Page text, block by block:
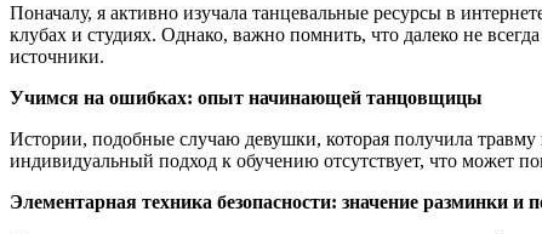
Поначалу, я активно изучала танцевальные ресурсы в
клубах и студиях. Однако, важно помнить, что далеко не
источники.
Учимся на ошибках: опыт начинающей танцовщицы
Истории, подобные случаю девушки, которая получила
индивидуальный подход к обучению отсутствует, что может
Элементарная техника безопасности: значение разминки и